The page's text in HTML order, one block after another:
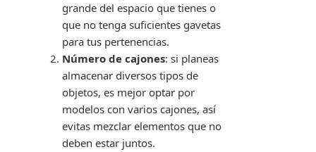
grande del espacio que tienes o
que no tenga suficientes gavetas
para tus pertenencias.
Número de cajones: si planeas
almacenar diversos tipos de
objetos, es mejor optar por
modelos con varios cajones, así
evitas mezclar elementos que no
deben estar juntos.